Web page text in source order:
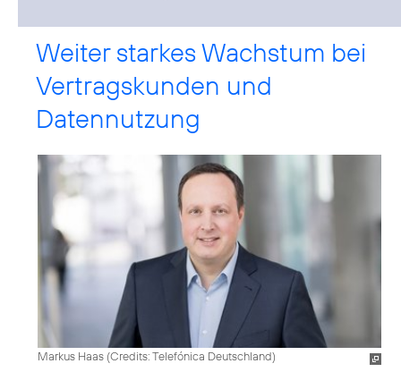
Weiter starkes Wachstum bei
Vertragskunden und
Datennutzung
Markus Haas (Credits: Telefónica Deutschland)